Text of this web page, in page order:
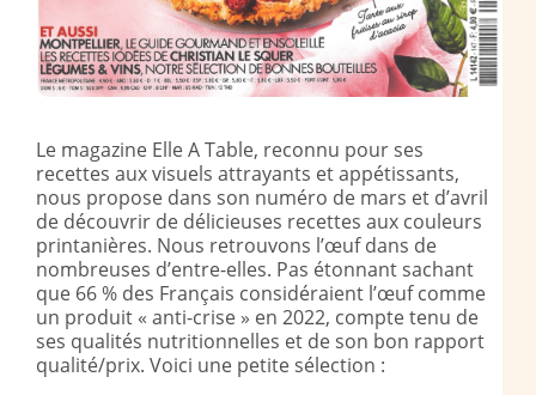
Le magazine Elle A Table, reconnu pour ses
recettes aux visuels attrayants et appétissants,
nous propose dans son numéro de mars et d’avril
de découvrir de délicieuses recettes aux couleurs
printanières. Nous retrouvons l’œuf dans de
nombreuses d’entre-elles. Pas étonnant sachant
que 66 % des Français considéraient l’œuf comme
un produit « anti-crise » en 2022, compte tenu de
ses qualités nutritionnelles et de son bon rapport
qualité/prix. Voici une petite sélection :